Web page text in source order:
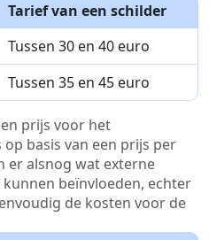
Tarief van een schilder
Tussen 30 en 40 euro
Tussen 35 en 45 euro
prijs voor het
basis van een prijs per
er alsnog wat externe
beïnvloeden, echter
de kosten voor de